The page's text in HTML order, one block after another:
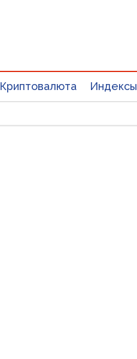
Криптовалюта Индексы